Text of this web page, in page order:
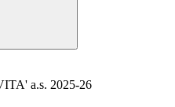
a.s. 2025-26